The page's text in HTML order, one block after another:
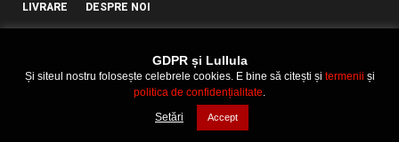
LIVRARE DESPRE NOI
GDPR și Lullula
Și siteul nostru folosește celebrele cookies. E bine să citești și termenii și
politica de confidențialitate.
Setări
Accept